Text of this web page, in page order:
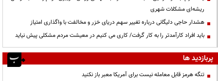
ریشه‌ای مشکلات شهری
هشدار حاجی دلیگانی درباره تغییر سهم دریای خزر و مخالفت با واگذاری امتیاز
باید افراد کارآمدتر را به کار گرفت/ کاری می کنیم در معیشت مردم مشکلی پیش نیاید
پربازدید ها
تنگه هرمز قابل معامله نیست برای آمریکا معبر باز نکنید